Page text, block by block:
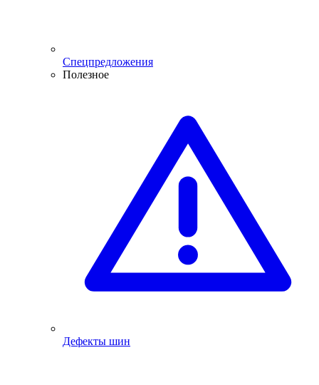
Спецпредложения
Полезное
Дефекты шин